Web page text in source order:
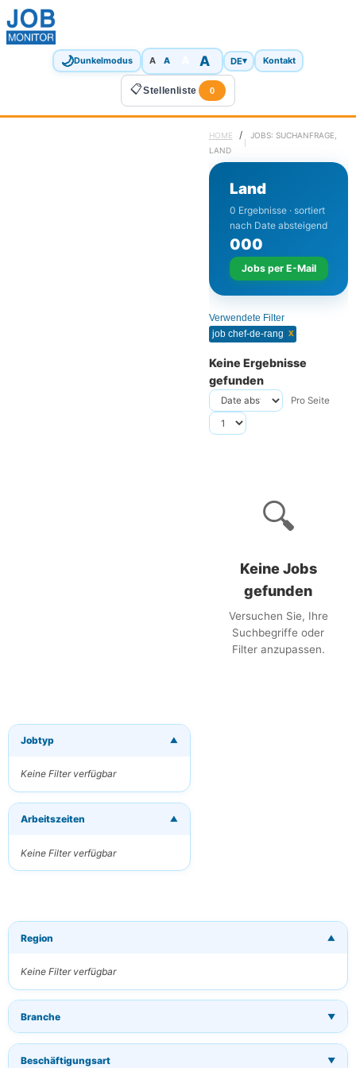
🌙Dunkelmodus A A A DE▾ Kontakt
📋Stellenliste 0
HOME /
JOBS: SUCHANFRAGE,
LAND
Land
0 Ergebnisse · sortiert
nach Date absteigend
000
Jobs per E-Mail
Verwendete Filter
job chef-de-rang x
Keine Ergebnisse
gefunden
Pro Seite
🔍
Keine Jobs
gefunden
Versuchen Sie, Ihre
Suchbegriffe oder
Filter anzupassen.
Jobtyp ▼
Keine Filter verfügbar
Arbeitszeiten ▼
Keine Filter verfügbar
Region ▼
Keine Filter verfügbar
Branche ▼
Beschäftigungsart ▼